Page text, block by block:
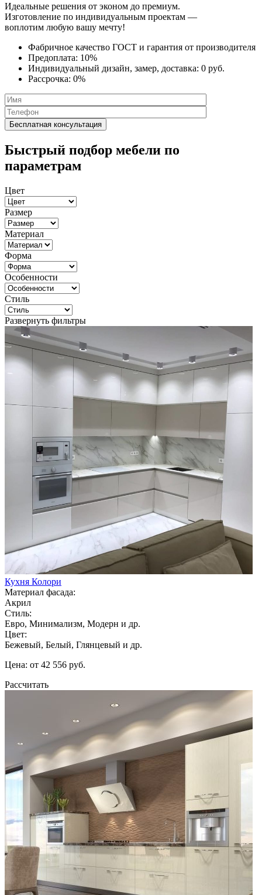
Идеальные решения от эконом до премиум.
Изготовление по индивидуальным проектам —
воплотим любую вашу мечту!
Фабричное качество ГОСТ и гарантия от производителя
Предоплата: 10%
Индивидуальный дизайн, замер, доставка: 0 руб.
Рассрочка: 0%
Быстрый подбор мебели по
параметрам
Цвет
Размер
Материал
Форма
Особенности
Стиль
Развернуть фильтры
Кухня Колори
Материал фасада:
Акрил
Стиль:
Евро, Минимализм, Модерн и др.
Цвет:
Бежевый, Белый, Глянцевый и др.
Цена: от 42 556 руб.
Рассчитать